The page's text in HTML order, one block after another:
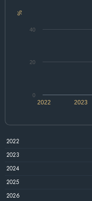
%
2022 2023
0
20
40
2022
2023
2024
2025
2026